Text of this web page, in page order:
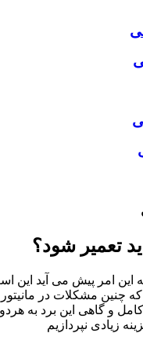
تعمیر شود؟
پیش می آید این است
مشکلات در مانیتور
و گاهی این برد به
زیادی نپردازیم